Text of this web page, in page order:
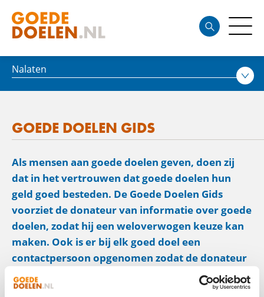
Nalaten
GOEDE DOELEN GIDS
Als mensen aan goede doelen geven, doen zij
dat in het vertrouwen dat goede doelen hun
geld goed besteden. De Goede Doelen Gids
voorziet de donateur van informatie over goede
doelen, zodat hij een weloverwogen keuze kan
maken. Ook is er bij elk goed doel een
contactpersoon opgenomen zodat de donateur
makkelijk contact kan opnemen wanneer hij/zij
vragen heeft over een specifiek goed doel.